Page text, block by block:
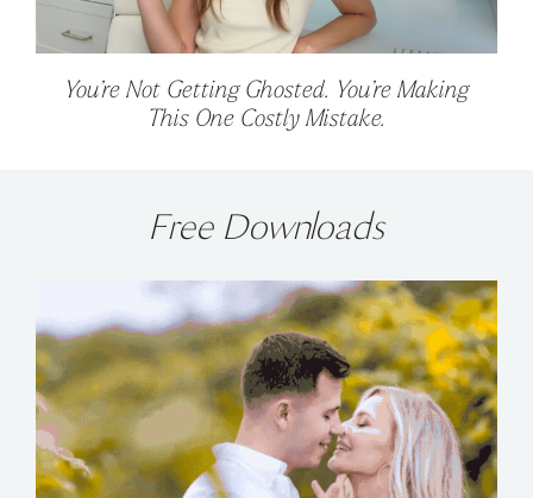
You’re Not Getting Ghosted. You’re Making
This One Costly Mistake.
Free Downloads